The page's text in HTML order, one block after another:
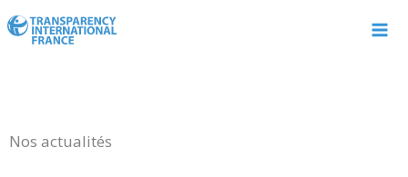
au
Nos actualités